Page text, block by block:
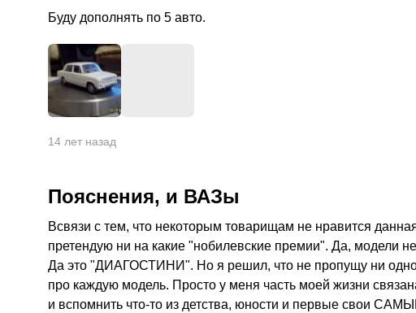
Буду дополнять по 5 авто.
14 лет назад
Пояснения, и ВАЗы
Всвязи с тем, что некоторым товарищам не нравится
претендую ни на какие "нобилевские премии". Да, модели
Да это "ДИАГОСТИНИ". Но я решил, что не пропущу ни
про каждую модель. Просто у меня часть моей жизни
и вспомнить что-то из детства, юности и первые свои